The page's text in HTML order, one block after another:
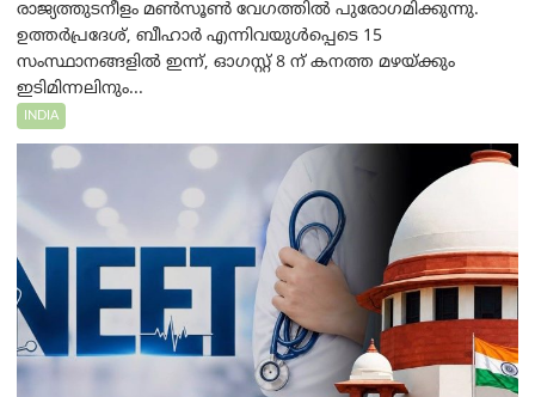
രാജ്യത്തുടനീളം മൺസൂൺ വേഗത്തിൽ പുരോഗമിക്കുന്നു.
ഉത്തർപ്രദേശ്, ബീഹാർ എന്നിവയുൾപ്പെടെ 15
സംസ്ഥാനങ്ങളിൽ ഇന്ന്, ഓഗസ്റ്റ് 8 ന് കനത്ത മഴയ്ക്കും
ഇടിമിന്നലിനും...
INDIA